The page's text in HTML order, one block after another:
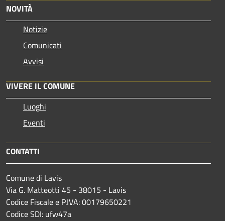
NOVITÀ
Notizie
Comunicati
Avvisi
VIVERE IL COMUNE
Luoghi
Eventi
CONTATTI
Comune di Lavis
Via G. Matteotti 45 - 38015 - Lavis
Codice Fiscale e P.IVA: 00179650221
Codice SDI: ufw47a